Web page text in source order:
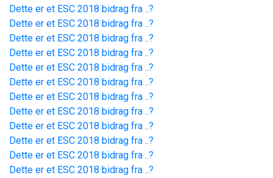
Dette er et ESC 2018 bidrag fra ..?
Dette er et ESC 2018 bidrag fra ..?
Dette er et ESC 2018 bidrag fra ..?
Dette er et ESC 2018 bidrag fra ..?
Dette er et ESC 2018 bidrag fra ..?
Dette er et ESC 2018 bidrag fra ..?
Dette er et ESC 2018 bidrag fra ..?
Dette er et ESC 2018 bidrag fra ..?
Dette er et ESC 2018 bidrag fra ..?
Dette er et ESC 2018 bidrag fra ..?
Dette er et ESC 2018 bidrag fra ..?
Dette er et ESC 2018 bidrag fra ..?